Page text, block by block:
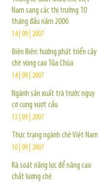
Nam sang các thị trường 10
tháng đầu năm 2006
14 | 09 | 2007
Điện Biên: hướng phát triển cây
chè vùng cao Tủa Chùa
14 | 09 | 2007
Ngành sản xuất trà trước nguy
cơ cung vượt cầu
13 | 09 | 2007
Thực trạng ngành chè Việt Nam
10 | 09 | 2007
Rà soát năng lực để nâng cao
chất lượng chè